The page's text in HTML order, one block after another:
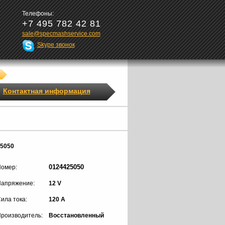
Телефоны:
+7 495 782 42 81
sale@specmashservice.com
Skype звонок
Контактная информация
0124425050
12 V
тока: 120 A
Восстановленный